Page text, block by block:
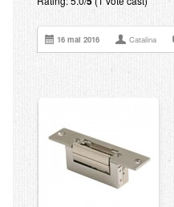
16 mai 2016 Catalina